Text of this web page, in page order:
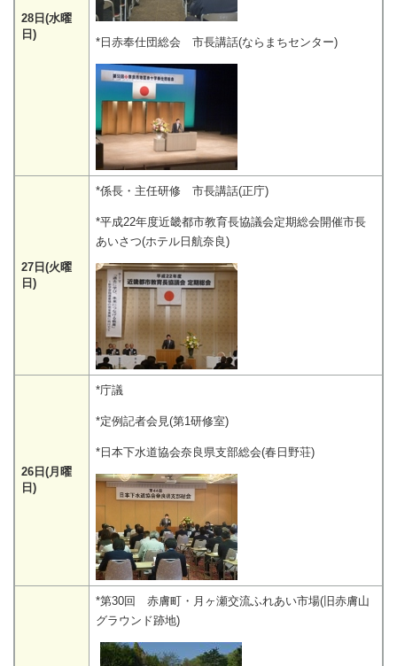
28日(水曜
日)
*日赤奉仕団総会 市長講話(ならまちセンター)
27日(火曜
日)
*係長・主任研修 市長講話(正庁)
*平成22年度近畿都市教育長協議会定期総会開催市長
あいさつ(ホテル日航奈良)
26日(月曜
日)
*庁議
*定例記者会見(第1研修室)
*日本下水道協会奈良県支部総会(春日野荘)
*第30回 赤膚町・月ヶ瀬交流ふれあい市場(旧赤膚山
グラウンド跡地)